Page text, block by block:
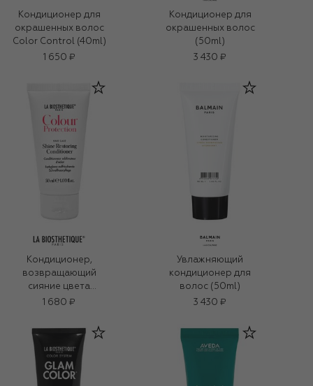
Кондиционер для
окрашенных волос
Color Control (40ml)
1 650 ₽
Кондиционер для
окрашенных волос
(50ml)
3 430 ₽
Кондиционер,
возвращающий
сияние цвета
окрашенным
1 680 ₽
Увлажняющий
кондиционер для
волос (50ml)
3 430 ₽